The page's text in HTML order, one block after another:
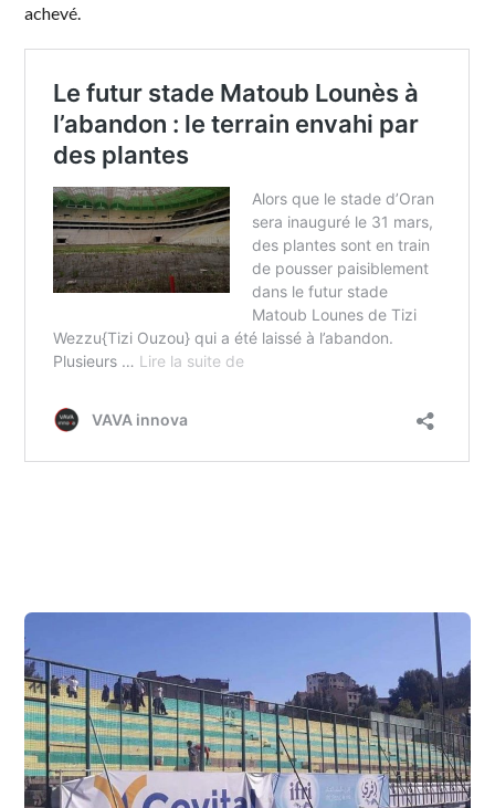
achevé.